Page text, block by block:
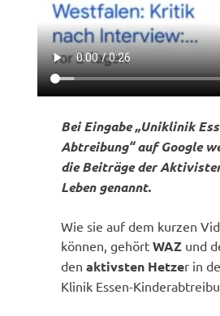
Bei Eingabe „Uniklinik
Abtreibung“ auf Google
die Beiträge der
Leben genannt.
Wie sie auf dem kurzen
können, gehört WAZund
den aktivsten Hetzer in
Klinik Essen-